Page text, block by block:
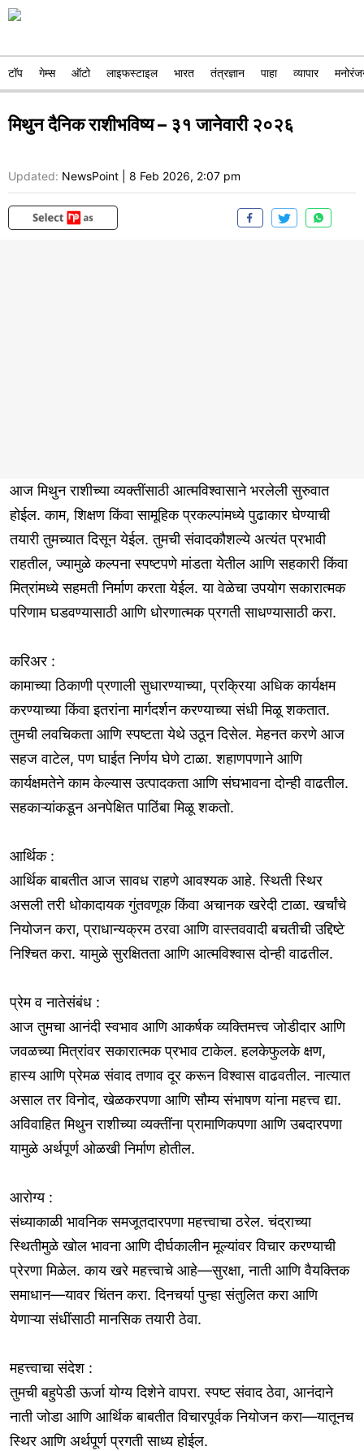
टॉप गेम्स ऑटो लाइफस्टाइल भारत तंत्रज्ञान पाहा व्यापार
मिथुन दैनिक राशीभविष्य – ३१ जानेवारी २०२६
Updated: NewsPoint 8 Feb 2026, 2:07 pm
आज मिथुन राशीच्या व्यक्तींसाठी आत्मविश्वासाने भरलेली सुरुवात
होईल. काम, शिक्षण किंवा सामूहिक प्रकल्पांमध्ये पुढाकार घेण्याची
तयारी तुमच्यात दिसून येईल. तुमची संवादकौशल्ये अत्यंत प्रभावी
राहतील, ज्यामुळे कल्पना स्पष्टपणे मांडता येतील आणि सहकारी किंवा
मित्रांमध्ये सहमती निर्माण करता येईल. या वेळेचा उपयोग सकारात्मक
परिणाम घडवण्यासाठी आणि धोरणात्मक प्रगती साधण्यासाठी करा.
करिअर :
कामाच्या ठिकाणी प्रणाली सुधारण्याच्या, प्रक्रिया अधिक कार्यक्षम
करण्याच्या किंवा इतरांना मार्गदर्शन करण्याच्या संधी मिळू शकतात.
तुमची लवचिकता आणि स्पष्टता येथे उठून दिसेल. मेहनत करणे आज
सहज वाटेल, पण घाईत निर्णय घेणे टाळा. शहाणपणाने आणि
कार्यक्षमतेने काम केल्यास उत्पादकता आणि संघभावना दोन्ही वाढतील.
सहकाऱ्यांकडून अनपेक्षित पाठिंबा मिळू शकतो.
आर्थिक :
आर्थिक बाबतीत आज सावध राहणे आवश्यक आहे. स्थिती स्थिर
असली तरी धोकादायक गुंतवणूक किंवा अचानक खरेदी टाळा. खर्चांचे
नियोजन करा, प्राधान्यक्रम ठरवा आणि वास्तववादी बचतीची उद्दिष्टे
निश्चित करा. यामुळे सुरक्षितता आणि आत्मविश्वास दोन्ही वाढतील.
प्रेम व नातेसंबंध :
आज तुमचा आनंदी स्वभाव आणि आकर्षक व्यक्तिमत्त्व जोडीदार आणि
जवळच्या मित्रांवर सकारात्मक प्रभाव टाकेल. हलकेफुलके क्षण,
हास्य आणि प्रेमळ संवाद तणाव दूर करून विश्वास वाढवतील. नात्यात
असाल तर विनोद, खेळकरपणा आणि सौम्य संभाषण यांना महत्त्व द्या.
अविवाहित मिथुन राशीच्या व्यक्तींना प्रामाणिकपणा आणि उबदारपणा
यामुळे अर्थपूर्ण ओळखी निर्माण होतील.
आरोग्य :
संध्याकाळी भावनिक समजूतदारपणा महत्त्वाचा ठरेल. चंद्राच्या
स्थितीमुळे खोल भावना आणि दीर्घकालीन मूल्यांवर विचार करण्याची
प्रेरणा मिळेल. काय खरे महत्त्वाचे आहे—सुरक्षा, नाती आणि वैयक्तिक
समाधान—यावर चिंतन करा. दिनचर्या पुन्हा संतुलित करा आणि
येणाऱ्या संधींसाठी मानसिक तयारी ठेवा.
महत्त्वाचा संदेश :
तुमची बहुपेडी ऊर्जा योग्य दिशेने वापरा. स्पष्ट संवाद ठेवा, आनंदाने
नाती जोडा आणि आर्थिक बाबतीत विचारपूर्वक नियोजन करा—यातूनच
स्थिर आणि अर्थपूर्ण प्रगती साध्य होईल.